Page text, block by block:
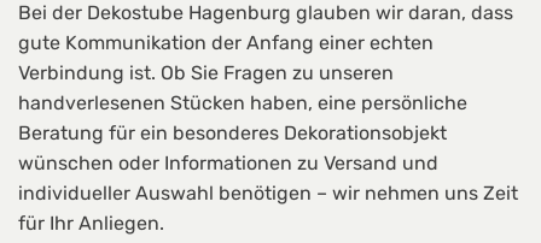
Bei der Dekostube Hagenburg glauben wir daran, dass
gute Kommunikation der Anfang einer echten
Verbindung ist. Ob Sie Fragen zu unseren
handverlesenen Stücken haben, eine persönliche
Beratung für ein besonderes Dekorationsobjekt
wünschen oder Informationen zu Versand und
individueller Auswahl benötigen – wir nehmen uns Zeit
für Ihr Anliegen.